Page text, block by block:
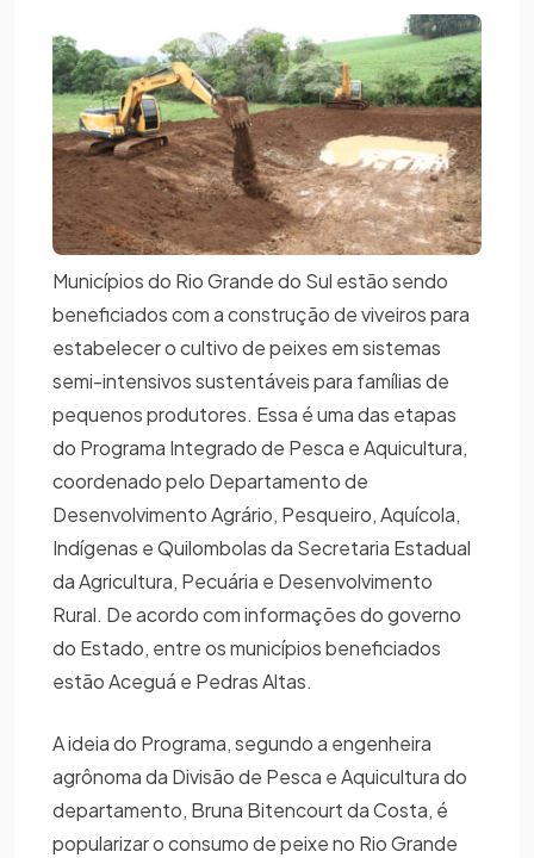
Municípios do Rio Grande do Sul estão sendo
beneficiados com a construção de viveiros para
estabelecer o cultivo de peixes em sistemas
semi-intensivos sustentáveis para famílias de
pequenos produtores. Essa é uma das etapas
do Programa Integrado de Pesca e Aquicultura,
coordenado pelo Departamento de
Desenvolvimento Agrário, Pesqueiro, Aquícola,
Indígenas e Quilombolas da Secretaria Estadual
da Agricultura, Pecuária e Desenvolvimento
Rural. De acordo com informações do governo
do Estado, entre os municípios beneficiados
estão Aceguá e Pedras Altas.
A ideia do Programa, segundo a engenheira
agrônoma da Divisão de Pesca e Aquicultura do
departamento, Bruna Bitencourt da Costa, é
popularizar o consumo de peixe no Rio Grande